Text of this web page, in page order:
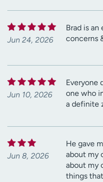
Jun 24, 2026
Brad is
concerns
Jun 10, 2026
Everyone
one who
a definite
Jun 8, 2026
He gave
about my
about my
things